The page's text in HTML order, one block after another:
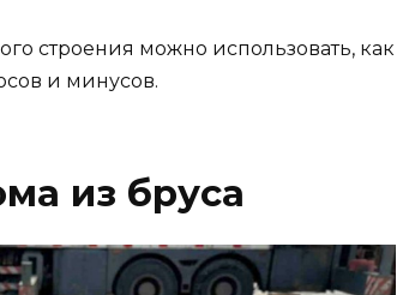
строения можно использовать, как
и минусов.
из бруса